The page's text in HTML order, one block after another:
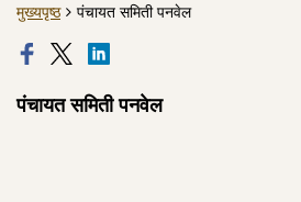
मुख्यपृष्ठ पंचायत समिती पनवेल
पंचायत समिती पनवेल